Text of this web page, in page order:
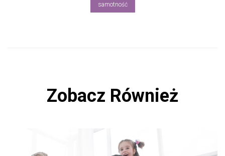
samotność
Zobacz Również